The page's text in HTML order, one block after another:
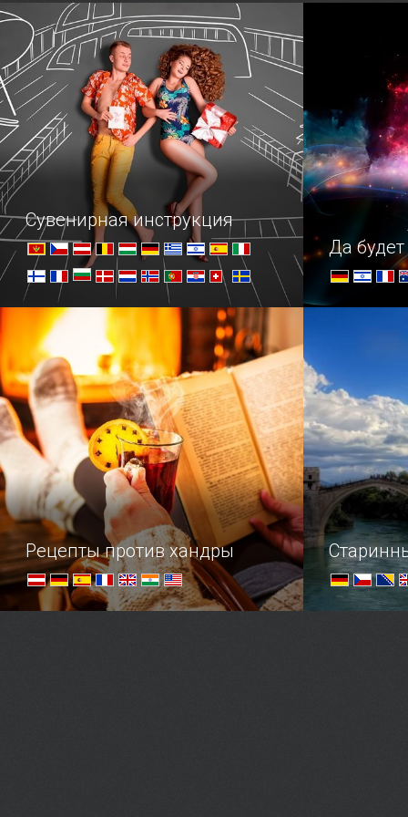
самой необычной святыней Берлина
хотя бы потому, что она
представляет собой руины.
Сувенирная инструкция
Когда мы приезжаем в новую
страну, перед нами часто встает
извечный вопрос: что увезти с собой
на память, кроме банальных
магнитиков? В помощь
путешественнику наш обзор
полезных подарков из Европы.
Да будет
Рецепты против хандры